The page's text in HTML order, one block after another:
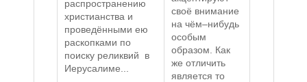
распространению
христианства и
проведёнными ею
раскопками по
поиску реликвий в
Иерусалиме...
своё внимание
на чём–нибудь
особым
образом. Как
же отличить
является то